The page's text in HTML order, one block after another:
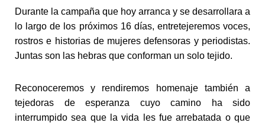
Durante la campaña que hoy arranca y se desarrollara a
lo largo de los próximos 16 días, entretejeremos voces,
rostros e historias de mujeres defensoras y periodistas.
Juntas son las hebras que conforman un solo tejido.
Reconoceremos y rendiremos homenaje también a
tejedoras de esperanza cuyo camino ha sido
interrumpido sea que la vida les fue arrebatada o que